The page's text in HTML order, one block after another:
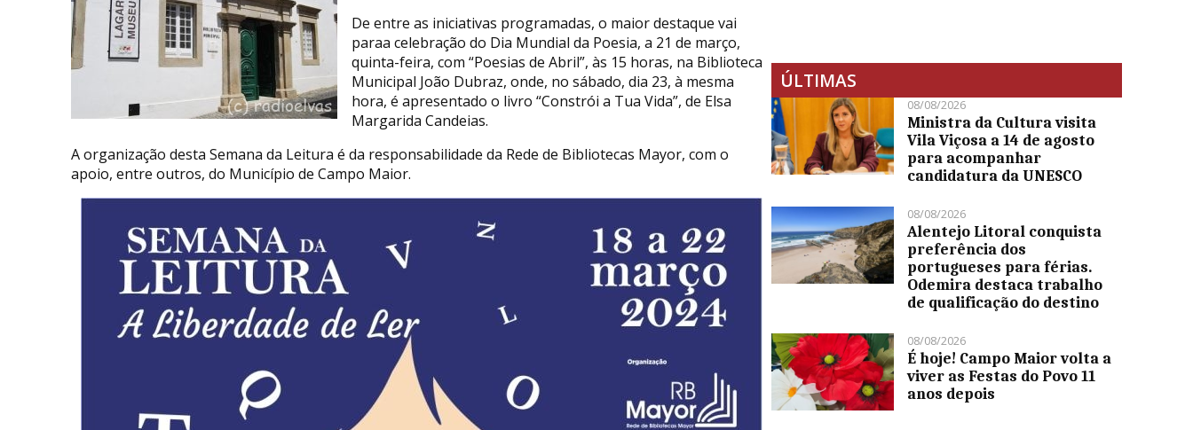
De entre as iniciativas programadas, o maior destaque vai
paraa celebração do Dia Mundial da Poesia, a 21 de março,
quinta-feira, com “Poesias de Abril”, às 15 horas, na Biblioteca
Municipal João Dubraz, onde, no sábado, dia 23, à mesma
hora, é apresentado o livro “Constrói a Tua Vida”, de Elsa
Margarida Candeias.
A organização desta Semana da Leitura é da responsabilidade da Rede de Bibliotecas Mayor, com o
apoio, entre outros, do Município de Campo Maior.
ÚLTIMAS
08/08/2026
Ministra da Cultura visita
Vila Viçosa a 14 de agosto
para acompanhar
candidatura da UNESCO
08/08/2026
Alentejo Litoral conquista
preferência dos
portugueses para férias.
Odemira destaca trabalho
de qualificação do destino
08/08/2026
É hoje! Campo Maior volta a
viver as Festas do Povo 11
anos depois